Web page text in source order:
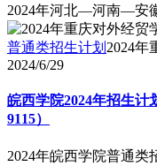
2024年河北—河南—安
普通类招生计划 2024年
2024/6/29
皖西学院2024年招生计
9115）
2024年皖西学院普通类